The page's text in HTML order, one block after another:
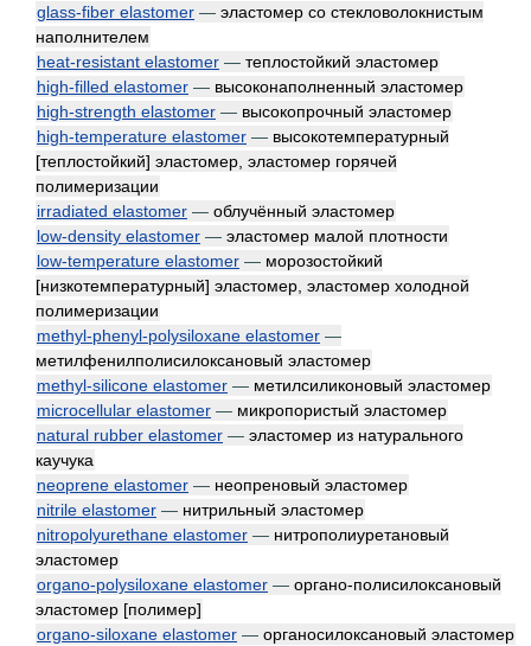
glass-fiber elastomer — эластомер со стекловолокнистым
наполнителем
heat-resistant elastomer — теплостойкий эластомер
high-filled elastomer — высоконаполненный эластомер
high-strength elastomer — высокопрочный эластомер
high-temperature elastomer — высокотемпературный
[теплостойкий] эластомер, эластомер горячей
полимеризации
irradiated elastomer — облучённый эластомер
low-density elastomer — эластомер малой плотности
low-temperature elastomer — морозостойкий
[низкотемпературный] эластомер, эластомер холодной
полимеризации
methyl-phenyl-polysiloxane elastomer —
метилфенилполисилоксановый эластомер
methyl-silicone elastomer — метилсиликоновый эластомер
microcellular elastomer — микропористый эластомер
natural rubber elastomer — эластомер из натурального
каучука
neoprene elastomer — неопреновый эластомер
nitrile elastomer — нитрильный эластомер
nitropolyurethane elastomer — нитрополиуретановый
эластомер
organo-polysiloxane elastomer — органо-полисилоксановый
эластомер [полимер]
organo-siloxane elastomer — органосилоксановый эластомер